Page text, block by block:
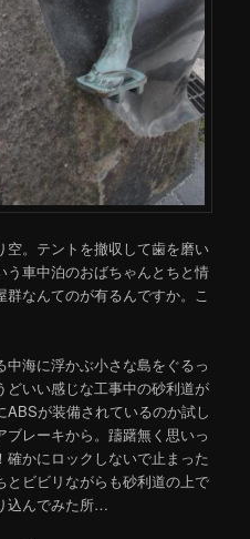
。テントを撤収して歯を磨い
う車中泊のおばちゃんとちと情
なんてのが有るんですか。こ
海に浮かぶ小さな島をぐるっ
どいい感じな工事中の砂利道が
が装備されているのか試し
レーキから。躊躇無く思いっ
かにロックしないで止まった
ビビリながらも砂利道の上で
込んでみた所…